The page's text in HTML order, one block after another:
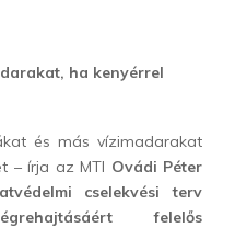
ha kenyérrel
és más vízimadarakat
– írja az MTI Ovádi Péter
cselekvési terv
felelős